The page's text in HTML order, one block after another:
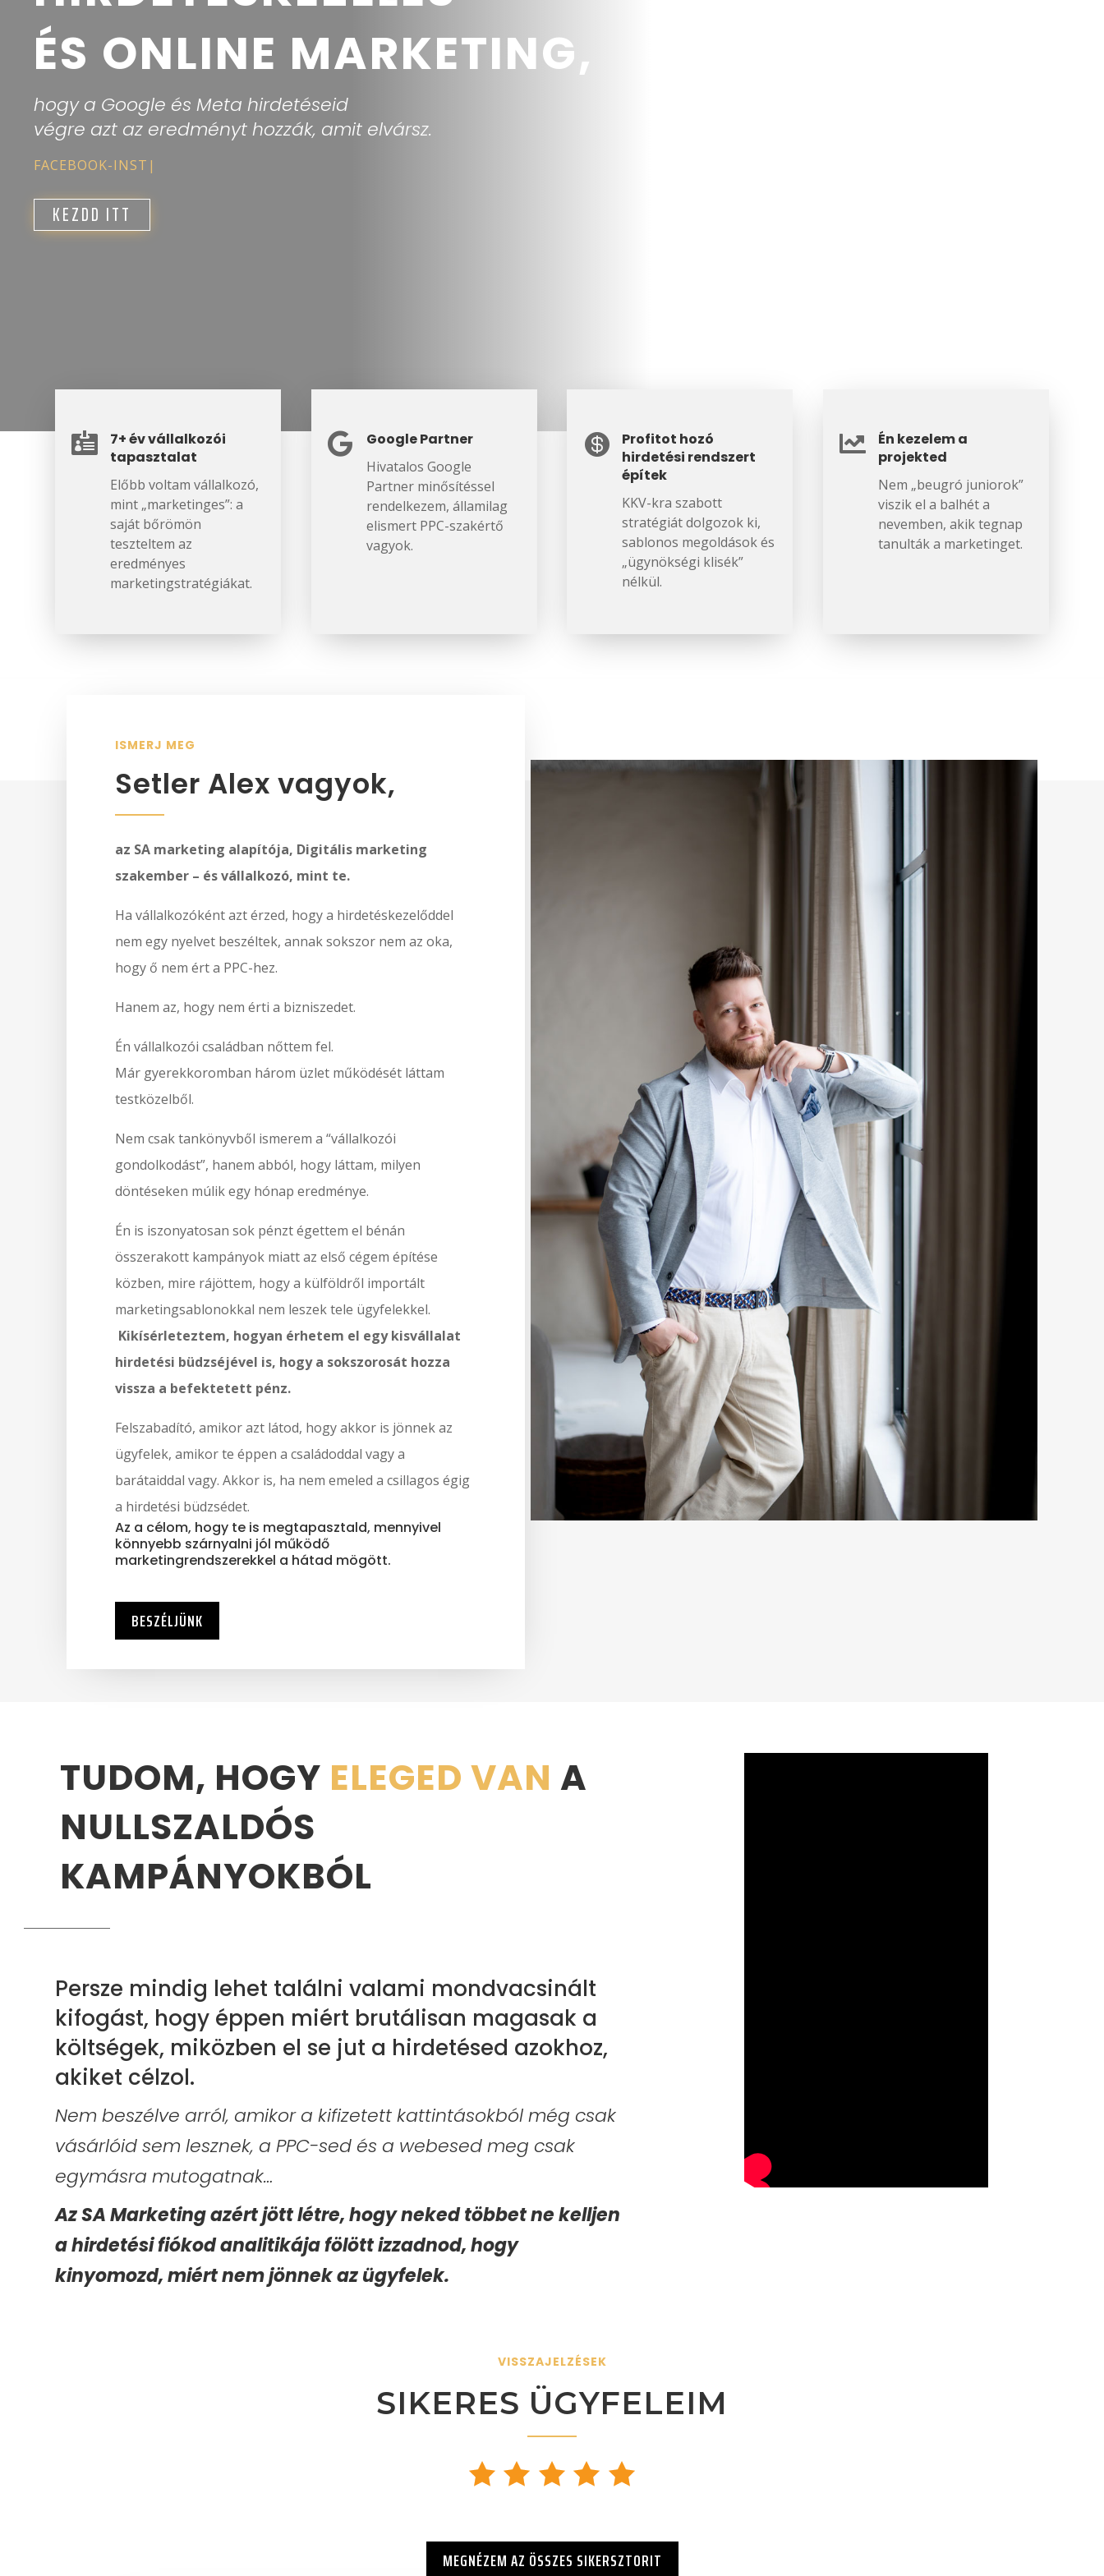
ÉS ONLINE MARKETING,
hogy a Google és Meta hirdetéseid
végre azt az eredményt hozzák, amit elvársz.
GO|
KEZDD ITT

7+ év vállalkozói
tapasztalat
Előbb voltam vállalkozó,
mint „marketinges”: a
saját bőrömön
teszteltem az
eredményes
marketingstratégiákat.
 Google Partner
Hivatalos Google
Partner minősítéssel
rendelkezem, államilag
elismert PPC-szakértő
vagyok.

Profitot hozó
hirdetési rendszert
építek
KKV-kra szabott
stratégiát dolgozok ki,
sablonos megoldások és
„ügynökségi klisék”
nélkül.

Én kezelem a
projekted
Nem „beugró juniorok”
viszik el a balhét a
nevemben, akik tegnap
tanulták a marketinget.
ISMERJ MEG
Setler Alex vagyok,
az SA marketing alapítója, Digitális marketing
szakember – és vállalkozó, mint te.
Ha vállalkozóként azt érzed, hogy a hirdetéskezelőddel
nem egy nyelvet beszéltek, annak sokszor nem az oka,
hogy ő nem ért a PPC-hez.
Hanem az, hogy nem érti a bizniszedet.
Én vállalkozói családban nőttem fel.
Már gyerekkoromban három üzlet működését láttam
testközelből.
Nem csak tankönyvből ismerem a “vállalkozói
gondolkodást”, hanem abból, hogy láttam, milyen
döntéseken múlik egy hónap eredménye.
Én is iszonyatosan sok pénzt égettem el bénán
összerakott kampányok miatt az első cégem építése
közben, mire rájöttem, hogy a külföldről importált
marketingsablonokkal nem leszek tele ügyfelekkel.
Kikísérleteztem, hogyan érhetem el egy kisvállalat
hirdetési büdzséjével is, hogy a sokszorosát hozza
vissza a befektetett pénz.
Felszabadító, amikor azt látod, hogy akkor is jönnek az
ügyfelek, amikor te éppen a családoddal vagy a
barátaiddal vagy. Akkor is, ha nem emeled a csillagos égig
a hirdetési büdzsédet.
Az a célom, hogy te is megtapasztald, mennyivel
könnyebb szárnyalni jól működő
marketingrendszerekkel a hátad mögött.
BESZÉLJÜNK
TUDOM, HOGY ELEGED VAN A
NULLSZALDÓS
KAMPÁNYOKBÓL
Persze mindig lehet találni valami mondvacsinált
kifogást, hogy éppen miért brutálisan magasak a
költségek, miközben el se jut a hirdetésed azokhoz,
akiket célzol.
Nem beszélve arról, amikor a kifizetett kattintásokból még csak
vásárlóid sem lesznek, a PPC-sed és a webesed meg csak
egymásra mutogatnak…
Az SA Marketing azért jött létre, hogy neked többet ne kelljen
a hirdetési fiókod analitikája fölött izzadnod, hogy
kinyomozd, miért nem jönnek az ügyfelek.
VISSZAJELZÉSEK
SIKERES ÜGYFELEIM
MEGNÉZEM AZ ÖSSZES SIKERSZTORIT